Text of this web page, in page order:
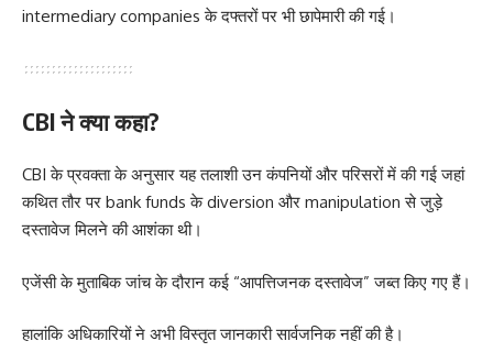
intermediary companies के दफ्तरों पर भी छापेमारी की गई।
CBI ने क्या कहा?
CBI के प्रवक्ता के अनुसार यह तलाशी उन कंपनियों और परिसरों में की गई जहां
कथित तौर पर bank funds के diversion और manipulation से जुड़े
दस्तावेज मिलने की आशंका थी।
एजेंसी के मुताबिक जांच के दौरान कई “आपत्तिजनक दस्तावेज” जब्त किए गए हैं।
हालांकि अधिकारियों ने अभी विस्तृत जानकारी सार्वजनिक नहीं की है।